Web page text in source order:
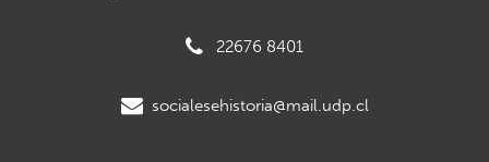
22676 8401
socialesehistoria@mail.udp.cl